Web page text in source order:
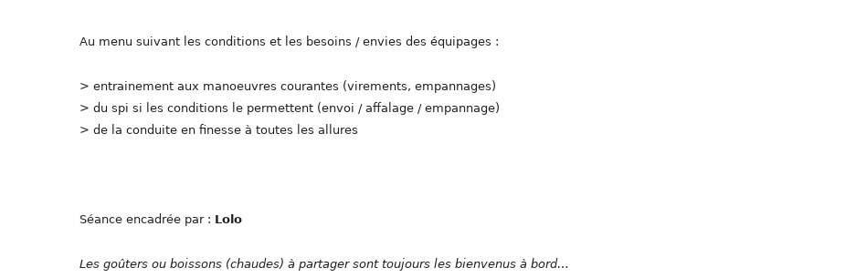
Au menu suivant les conditions et les besoins / envies des équipages :
> entrainement aux manoeuvres courantes (virements, empannages)
> du spi si les conditions le permettent (envoi / affalage / empannage)
> de la conduite en finesse à toutes les allures
Séance encadrée par : Lolo
Les goûters ou boissons (chaudes) à partager sont toujours les bienvenus à bord…